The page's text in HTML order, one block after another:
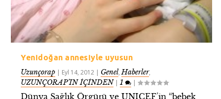
Yenidoğan annesiyle uyusun
Uzunçorap | Eyl 14, 2012 | Genel,Haberler,
UZUNÇORAP’IN İÇİNDEN|1 |
Dünya Sağlık Örgütü ve UNICEF’in “bebek